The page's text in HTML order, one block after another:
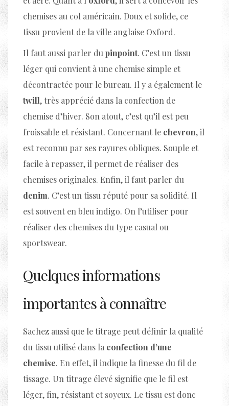
chemises au col américain. Doux et solide, ce
tissu provient de la ville anglaise Oxford.
Il faut aussi parler dupinpoint. C’est un tissu
léger qui convient à une chemise simple et
décontractée pour le bureau. Il y a également le
twill, très apprécié dans la confection de
chemise d’hiver. Son atout, c’est qu’il est peu
froissable et résistant. Concernant le chevron, il
est reconnu par ses rayures obliques. Souple et
facile à repasser, il permet de réaliser des
chemises originales. Enfin, il faut parler du
denim. C’est un tissu réputé pour sa solidité. Il
est souvent en bleu indigo. On l’utiliser pour
réaliser des chemises du type casual ou
sportswear.
Quelques informations
importantes à connaître
Sachez aussi que le titrage peut définir la qualité
du tissu utilisé dans la confection d’une
chemise. En effet, il indique la finesse du fil de
tissage. Un titrage élevé signifie que le fil est
léger, fin, résistant et soyeux. Le tissu est donc